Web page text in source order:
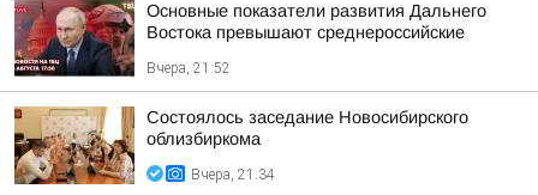
Основные показатели развития Дальнего
Востока превышают среднероссийские
Вчера, 21:52
Состоялось заседание Новосибирского
облизбиркома
Вчера, 21:34